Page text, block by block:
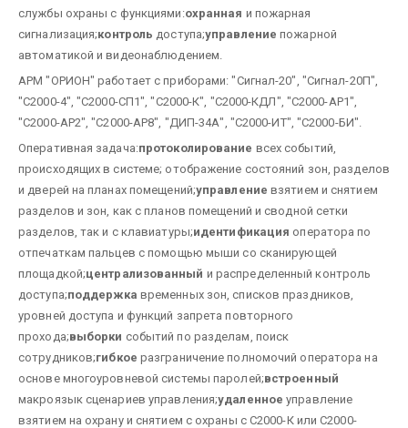
службы охраны с функциями:охранная и пожарная
сигнализация;контроль доступа;управление пожарной
автоматикой и видеонаблюдением.
АРМ "ОРИОН" работает с приборами: "Сигнал-20", "Сигнал-20П",
"С2000-4", "С2000-СП1", "С2000-К", "С2000-КДЛ", "С2000-АР1",
"С2000-АР2", "С2000-АР8", "ДИП-34А", "С2000-ИТ", "С2000-БИ".
Оперативная задача:протоколирование всех событий,
происходящих в системе; отображение состояний зон, разделов
и дверей на планах помещений;управление взятием и снятием
разделов и зон, как с планов помещений и сводной сетки
разделов, так и с клавиатуры;идентификация оператора по
отпечаткам пальцев с помощью мыши со сканирующей
площадкой;централизованный и распределенный контроль
доступа;поддержка временных зон, списков праздников,
уровней доступа и функций запрета повторного
прохода;выборки событий по разделам, поиск
сотрудников;гибкое разграничение полномочий оператора на
основе многоуровневой системы паролей;встроенный
макроязык сценариев управления;удаленное управление
взятием на охрану и снятием с охраны с С2000-К или С2000-